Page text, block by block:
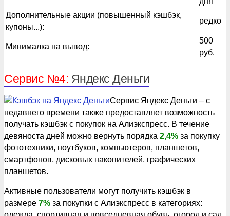
Дополнительные акции (повышенный кэшбэк,
купоны...):
редко
Минималка на вывод:
500
руб.
Сервис №4: Яндекс Деньги
Сервис Яндекс Деньги – с
недавнего времени также предоставляет возможность
получать кэшбэк с покупок на Алиэкспресс. В течение
девяноста дней можно вернуть порядка 2,4% за покупку
фототехники, ноутбуков, компьютеров, планшетов,
смартфонов, дисковых накопителей, графических
планшетов.
Активные пользователи могут получить кэшбэк в
размере 7% за покупки с Алиэкспресс в категориях: